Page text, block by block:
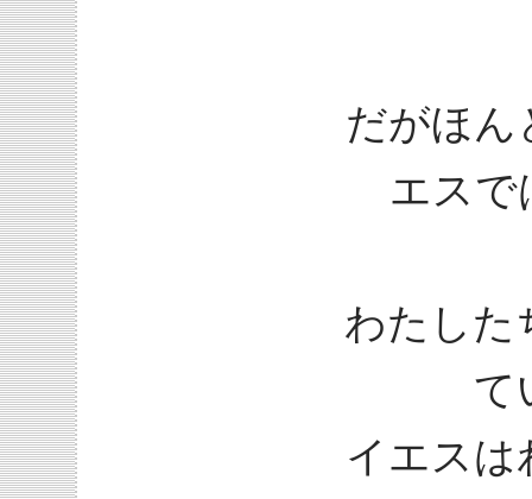
だがほん
エスで
わたした
て
イエスは